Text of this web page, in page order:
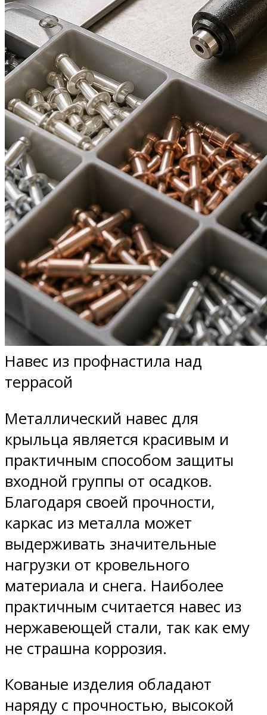
Навес из профнастила над
террасой
Металлический навес для
крыльца является красивым и
практичным способом защиты
входной группы от осадков.
Благодаря своей прочности,
каркас из металла может
выдерживать значительные
нагрузки от кровельного
материала и снега. Наиболее
практичным считается навес из
нержавеющей стали, так как ему
не страшна коррозия.
Кованые изделия обладают
наряду с прочностью, высокой